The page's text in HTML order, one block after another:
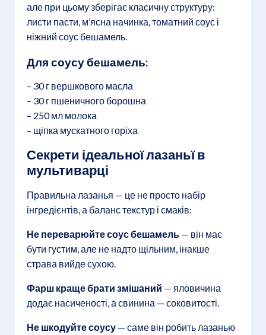
але при цьому зберігає класичну структуру:
листи пасти, м’ясна начинка, томатний соус і
ніжний соус бешамель.
Для соусу бешамель:
– 30 г вершкового масла
– 30 г пшеничного борошна
– 250 мл молока
– щіпка мускатного горіха
Секрети ідеальної лазаньї в
мультиварці
Правильна лазанья — це не просто набір
інгредієнтів, а баланс текстур і смаків:
Не переварюйте соус бешамель — він має
бути густим, але не надто щільним, інакше
страва вийде сухою.
Фарш краще брати змішаний — яловичина
додає насиченості, а свинина — соковитості.
Не шкодуйте соусу — саме він робить лазанью